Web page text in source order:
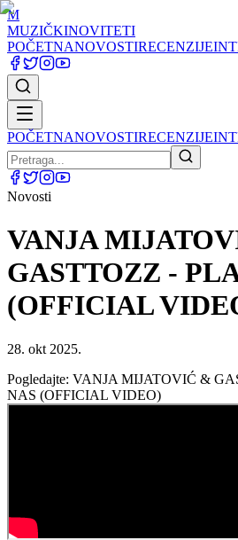
M
MUZIČKINOVITETI
POČETNANOVOSTIRECENZIJE
POČETNANOVOSTIRECENZIJE
Novosti
VANJA
GASTTOZZ -
(OFFICIAL
28. okt 2025.
Pogledajte: VANJA MIJATOVIĆ &
NAS (OFFICIAL VIDEO)